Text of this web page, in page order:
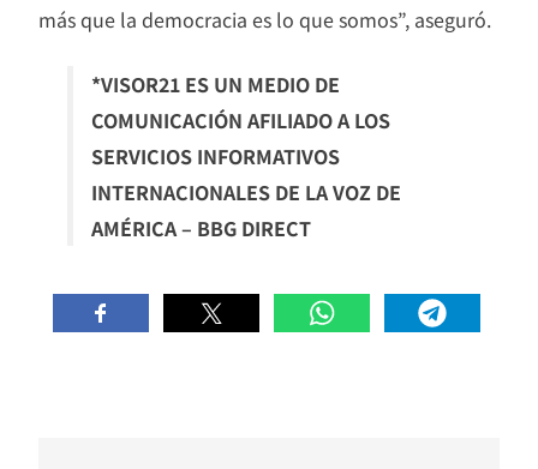
más que la democracia es lo que somos”, aseguró.
*VISOR21 ES UN MEDIO DE
COMUNICACIÓN AFILIADO A LOS
SERVICIOS INFORMATIVOS
INTERNACIONALES DE LA VOZ DE
AMÉRICA – BBG DIRECT